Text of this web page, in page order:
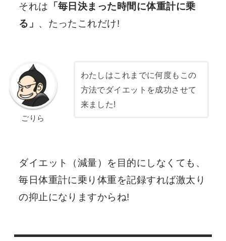
それは 「毎日決まった時間に体重計に乗
る」 、たったこれだけ!
ごりら
わたしはこれまでに何度もこの
方法でダイエットを成功させて
来ました!
ダイエット（減量）を目的にしなくても、
毎日体重計に乗り体重を記録すれば激太り
の抑止になりますからね!